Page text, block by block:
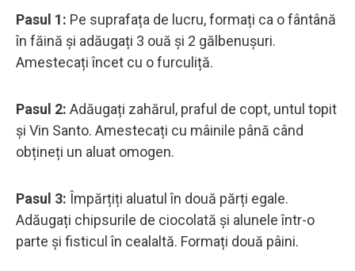
Pasul 1: Pe suprafața de lucru, formați ca o fântână
în făină și adăugați 3 ouă și 2 gălbenușuri.
Amestecați încet cu o furculiță.
Pasul 2: Adăugați zahărul, praful de copt, untul topit
și Vin Santo. Amestecați cu mâinile până când
obțineți un aluat omogen.
Pasul 3: Împărțiți aluatul în două părți egale.
Adăugați chipsurile de ciocolată și alunele într-o
parte și fisticul în cealaltă. Formați două pâini.